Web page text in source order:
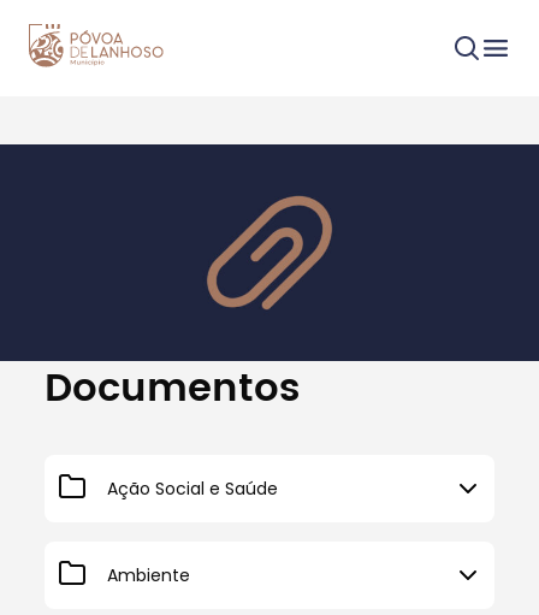
Tipo de conteúdo
Documentos
Ação Social e Saúde
Ambiente